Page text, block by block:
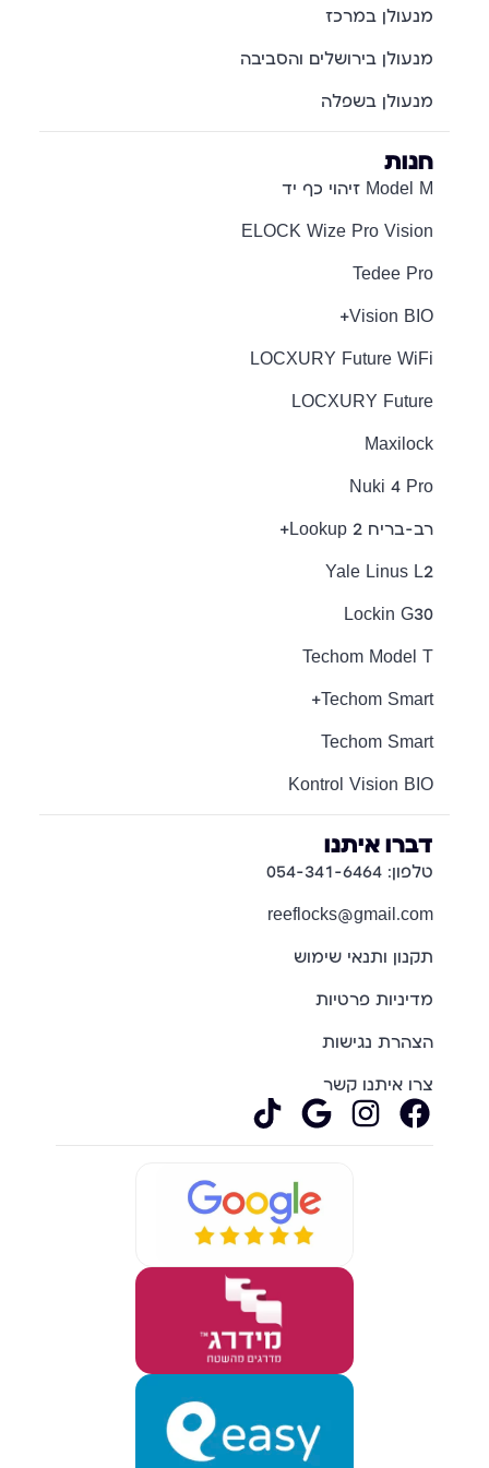
מנעולן במרכז
מנעולן בירושלים והסביבה
מנעולן בשפלה
חנות
Model M זיהוי כף יד
ELOCK Wize Pro Vision
Tedee Pro
Vision BIO+
LOCXURY Future WiFi
LOCXURY Future
Maxilock
Nuki 4 Pro
רב-בריח Lookup 2+
Yale Linus L2
Lockin G30
Techom Model T
Techom Smart+
Techom Smart
Kontrol Vision BIO
דברו איתנו
טלפון: 054-341-6464
reeflocks@gmail.com
תקנון ותנאי שימוש
מדיניות פרטיות
הצהרת נגישות
צרו איתנו קשר